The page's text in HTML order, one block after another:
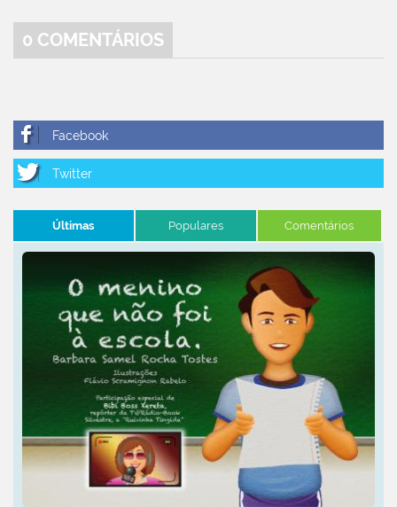
0 COMENTÁRIOS
Últimas Populares Comentários